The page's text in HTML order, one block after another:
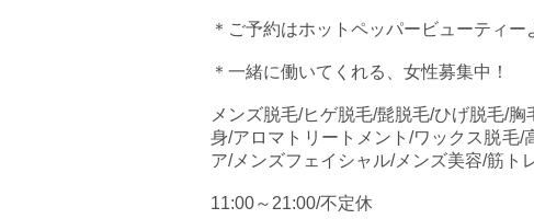
＊ご予約はホットペッパービューティー
＊一緒に働いてくれる、女性募集中！
メンズ脱毛/ヒゲ脱毛/髭脱毛/ひげ脱毛/
身/アロマトリートメント/ワックス脱毛
ア/メンズフェイシャル/メンズ美容/筋ト
11:00～21:00/不定休